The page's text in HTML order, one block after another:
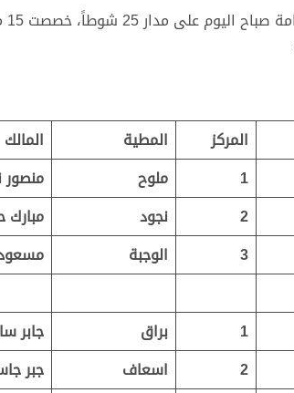
المركز المطية المالك
1 ملوح منصور
2 نجود مبارك
3 الوجبة
1 براق جابر
2 اسعاف جبر